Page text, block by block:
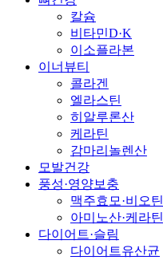
칼슘
비타민D·K
이소플라본
이너뷰티
콜라겐
엘라스틴
히알루론산
케라틴
감마리놀렌산
모발건강
풍성·영양보충
맥주효모·비오틴
아미노산·케라틴
다이어트·슬림
다이어트유산균